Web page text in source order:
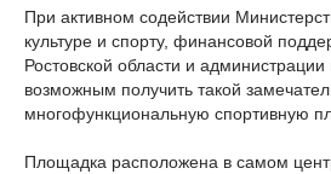
При активном содействии
культуре и спорту, финансовой
Ростовской области и
возможным получить такой
многофункциональную спортивную
Площадка расположена в самом